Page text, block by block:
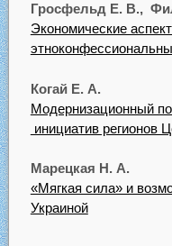
Гросфельд Е. В.,
Экономические
Когай Е. А.
Модернизационный
инициатив регионов
Марецкая Н. А.
«Мягкая сила» и
Украиной